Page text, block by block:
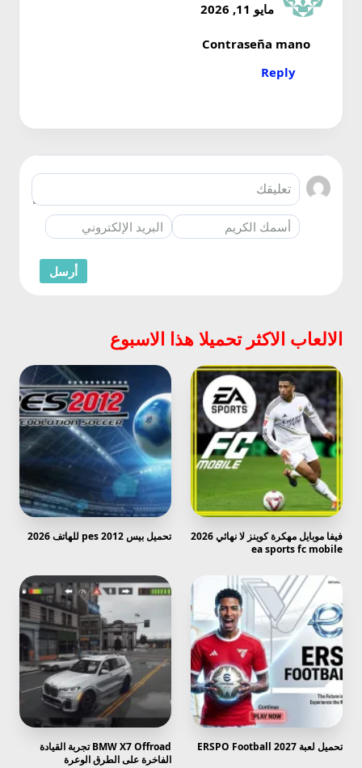
مايو 11, 2026
Contraseña mano
Reply
الالعاب الاكثر تحميلا هذا الاسبوع
فيفا موبايل مهكرة كوينز لا نهائي 2026
ea sports fc mobile
تحميل بيس 2012 pes للهاتف 2026
تحميل لعبة ERSPO Football 2027
BMW X7 Offroad تجربة القيادة
الفاخرة على الطرق الوعرة